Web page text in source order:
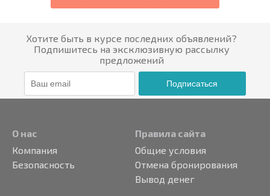
Хотите быть в курсе последних объявлений?
Подпишитесь на эксклюзивную рассылку
предложений
Подписаться
О нас
Компания
Безопасность
Правила сайта
Общие условия
Отмена бронирования
Вывод денег